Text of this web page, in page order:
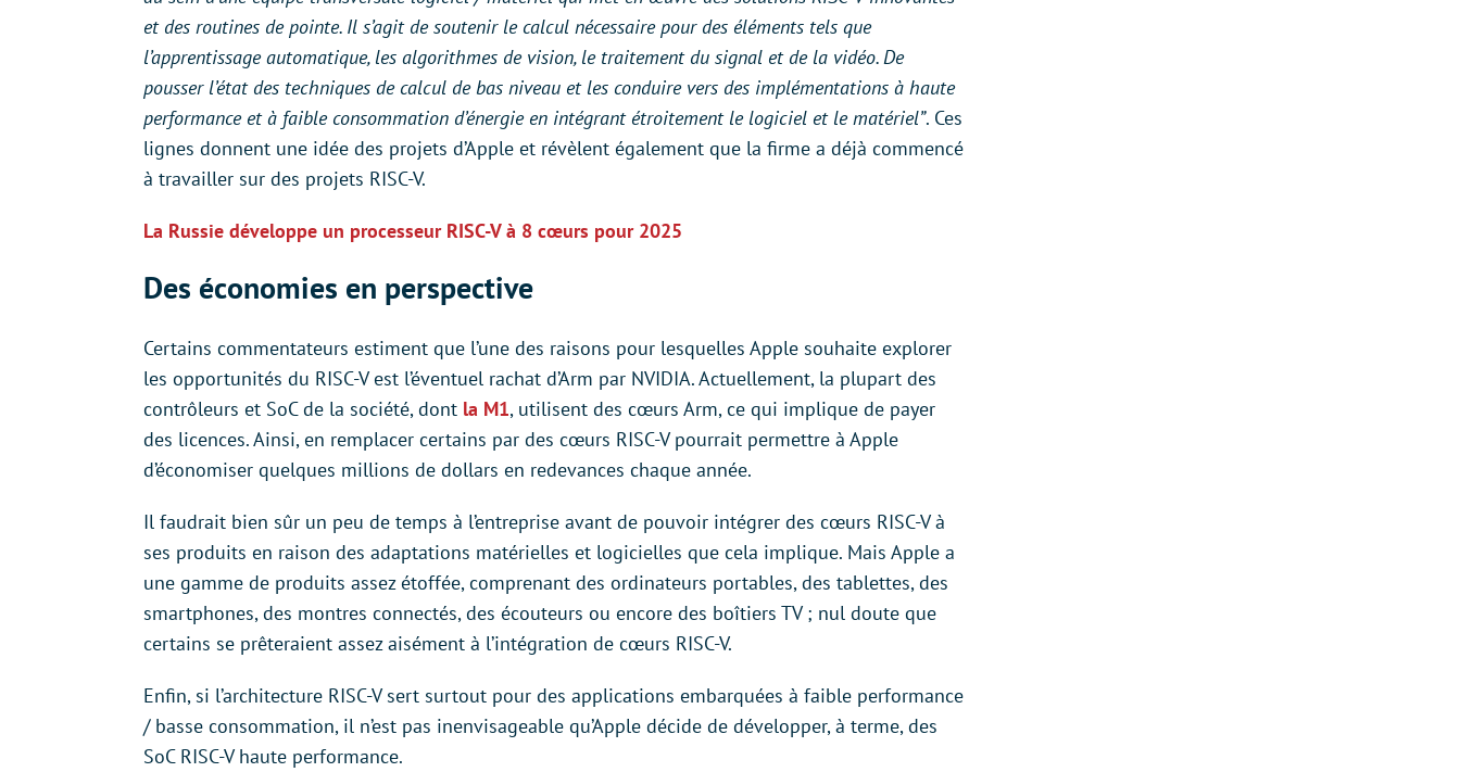
et des routines de pointe. Il s’agit de soutenir le calcul nécessaire pour des éléments tels que
l’apprentissage automatique, les algorithmes de vision, le traitement du signal et de la vidéo. De
pousser l’état des techniques de calcul de bas niveau et les conduire vers des implémentations à haute
performance et à faible consommation d’énergie en intégrant étroitement le logiciel et le matériel”. Ces
lignes donnent une idée des projets d’Apple et révèlent également que la firme a déjà commencé
à travailler sur des projets RISC-V.
La Russie développe un processeur RISC-V à 8 cœurs pour 2025
Des économies en perspective
Certains commentateurs estiment que l’une des raisons pour lesquelles Apple souhaite explorer
les opportunités du RISC-V est l’éventuel rachat d’Arm par NVIDIA. Actuellement, la plupart des
contrôleurs et SoC de la société, dont la M1, utilisent des cœurs Arm, ce qui implique de payer
des licences. Ainsi, en remplacer certains par des cœurs RISC-V pourrait permettre à Apple
d’économiser quelques millions de dollars en redevances chaque année.
Il faudrait bien sûr un peu de temps à l’entreprise avant de pouvoir intégrer des cœurs RISC-V à
ses produits en raison des adaptations matérielles et logicielles que cela implique. Mais Apple a
une gamme de produits assez étoffée, comprenant des ordinateurs portables, des tablettes, des
smartphones, des montres connectés, des écouteurs ou encore des boîtiers TV ; nul doute que
certains se prêteraient assez aisément à l’intégration de cœurs RISC-V.
Enfin, si l’architecture RISC-V sert surtout pour des applications embarquées à faible performance
/ basse consommation, il n’est pas inenvisageable qu’Apple décide de développer, à terme, des
SoC RISC-V haute performance.